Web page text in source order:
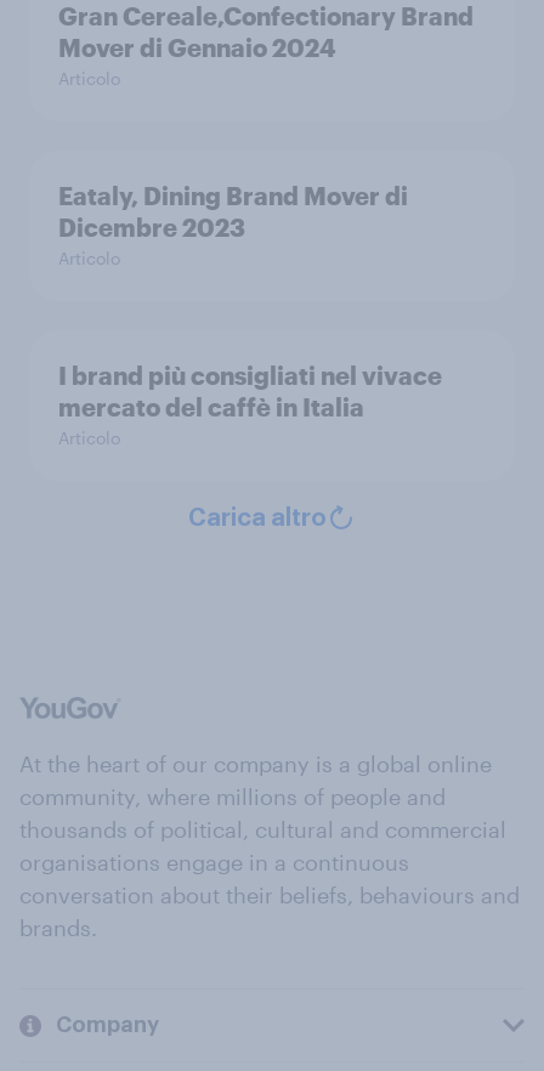
Gran Cereale,Confectionary Brand
Mover di Gennaio 2024
Articolo
Eataly, Dining Brand Mover di
Dicembre 2023
Articolo
I brand più consigliati nel vivace
mercato del caffè in Italia
Articolo
Carica altro
At the heart of our company is a global online
community, where millions of people and
thousands of political, cultural and commercial
organisations engage in a continuous
conversation about their beliefs, behaviours and
brands.
Company